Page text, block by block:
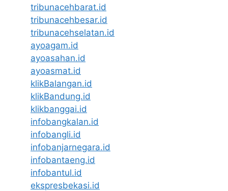
tribunacehbarat.id
tribunacehbesar.id
tribunacehselatan.id
ayoagam.id
ayoasahan.id
ayoasmat.id
klikBalangan.id
klikBandung.id
klikbanggai.id
infobangkalan.id
infobangli.id
infobanjarnegara.id
infobantaeng.id
infobantul.id
ekspresbekasi.id